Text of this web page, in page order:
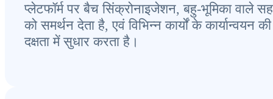
प्लेटफॉर्म पर बैच सिंक्रोनाइजेशन, बहु-भूमिका वाले
को समर्थन देता है, एवं विभिन्न कार्यों के कार्यान्वयन की
दक्षता में सुधार करता है।